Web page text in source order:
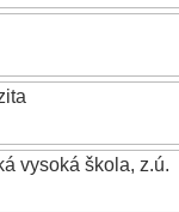
vysoká škola, z.ú.